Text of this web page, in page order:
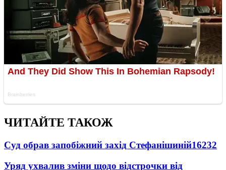
ЧИТАЙТЕ ТАКОЖ
Суд обрав запобіжний захід Стефанішиній16232
Уряд ухвалив зміни щодо відстрочки від